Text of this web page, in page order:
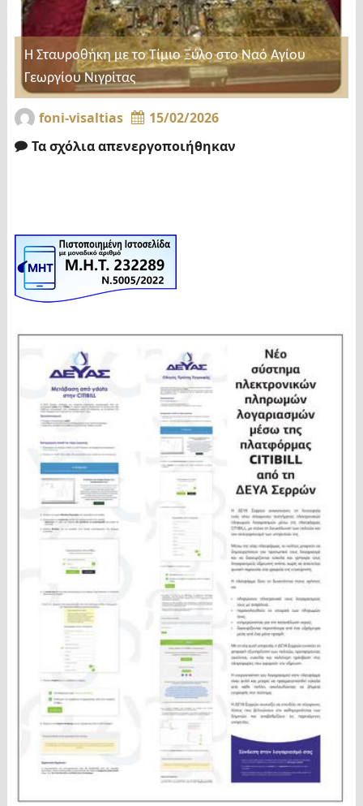
Η Σταυροθήκη με το Τίμιο Ξύλο στο Ναό Αγίου
Γεωργίου Νιγρίτας
foni-visaltias
15/02/2026
Τα σχόλια απενεργοποιήθηκαν